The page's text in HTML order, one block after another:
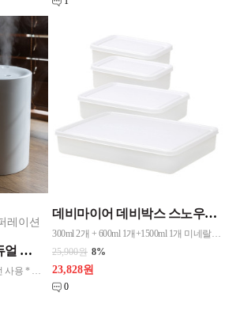
레이션
[iLAB] 아이랩 버티컬 듀얼 무선 가습기 800ml / iLAB-H800
* 배터리 내장으로 약 2시간 무선 사용 * 버티컬 타입의 은은한 무드등 무선가습기
데비마이어 데비박스 스노우화이트 냉동용기 세트 1호
300ml 2개 + 600ml 1개+1500ml 1개 미네랄 PP
25,900원 8%
23,828원
0